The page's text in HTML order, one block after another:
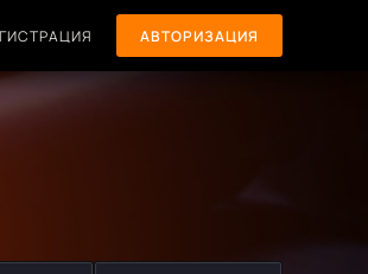
АВТОРИЗАЦИЯ